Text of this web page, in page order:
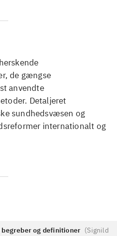
de gængse
anvendte
Detaljeret
sundhedsvæsen og
internationalt og
og definitioner (Signild